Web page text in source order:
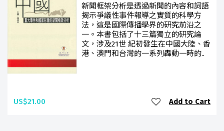
新聞框架分析是透過新聞的內容和詞語
揭示爭議性事件報導之實質的科學方
法，這是國際傳播學界的研究前沿之
一。本書包括了十三篇獨立的研究論
文，涉及21世 紀初發生在中國大陸、香
港、澳門和台灣的一系列轟動一時的..
US$21.00 Add to Cart